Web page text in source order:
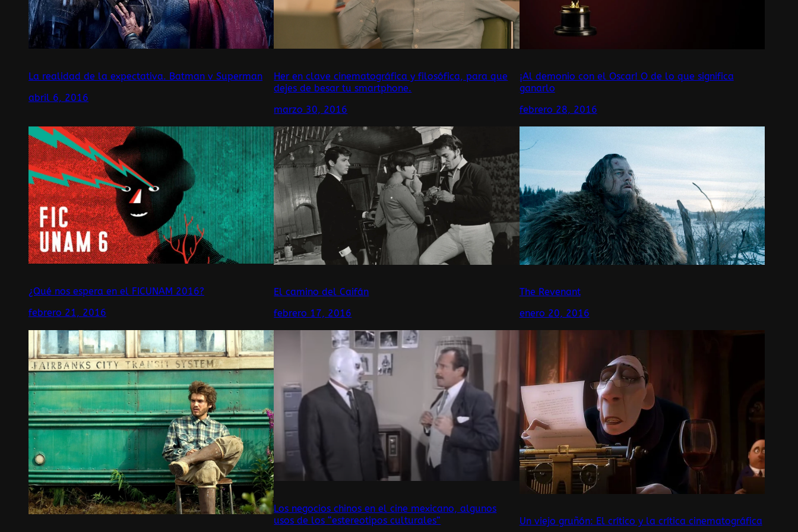
La realidad de la expectativa. Batman v Superman
abril 6, 2016
Her en clave cinematográfica y filosófica, para que
dejes de besar tu smartphone.
marzo 30, 2016
¡Al demonio con el Oscar! O de lo que significa
ganarlo
febrero 28, 2016
¿Qué nos espera en el FICUNAM 2016?
febrero 21, 2016
El camino del Caifán
febrero 17, 2016
The Revenant
enero 20, 2016
Los negocios chinos en el cine mexicano, algunos
usos de los “estereotipos culturales”
Un viejo gruñón: El crítico y la crítica cinematográfica